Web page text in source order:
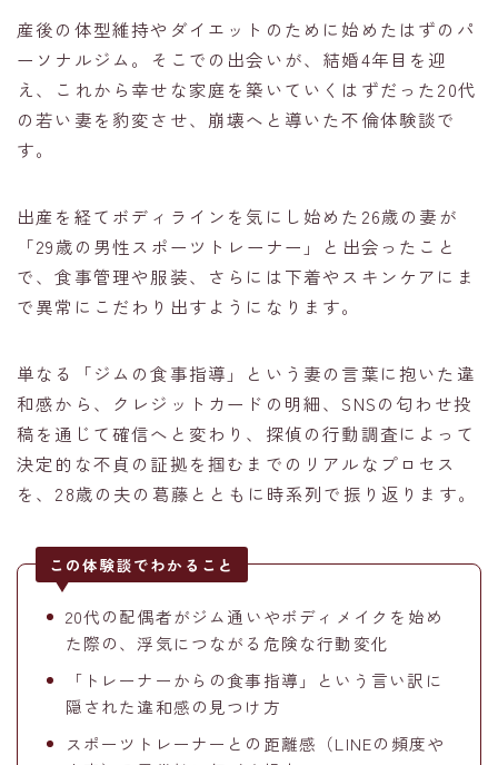
産後の体型維持やダイエットのために始めたはずのパ
ーソナルジム。そこでの出会いが、結婚4年目を迎
え、これから幸せな家庭を築いていくはずだった20代
の若い妻を豹変させ、崩壊へと導いた不倫体験談で
す。
出産を経てボディラインを気にし始めた26歳の妻が
「29歳の男性スポーツトレーナー」と出会ったこと
で、食事管理や服装、さらには下着やスキンケアにま
で異常にこだわり出すようになります。
単なる「ジムの食事指導」という妻の言葉に抱いた違
和感から、クレジットカードの明細、SNSの匂わせ投
稿を通じて確信へと変わり、探偵の行動調査によって
決定的な不貞の証拠を掴むまでのリアルなプロセス
を、28歳の夫の葛藤とともに時系列で振り返ります。
この体験談でわかること
20代の配偶者がジム通いやボディメイクを始め
た際の、浮気につながる危険な行動変化
「トレーナーからの食事指導」という言い訳に
隠された違和感の見つけ方
スポーツトレーナーとの距離感（LINEの頻度や